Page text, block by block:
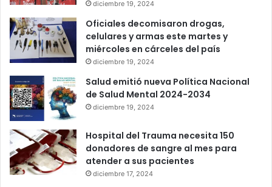
diciembre 19, 2024
Oficiales decomisaron drogas,
celulares y armas este martes y
miércoles en cárceles del país
diciembre 19, 2024
Salud emitió nueva Política Nacional
de Salud Mental 2024-2034
diciembre 19, 2024
Hospital del Trauma necesita 150
donadores de sangre al mes para
atender a sus pacientes
diciembre 17, 2024